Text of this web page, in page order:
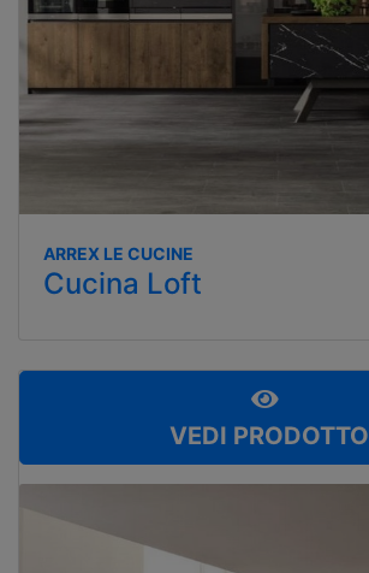
ARREX LE CUCINE
Cucina Loft
VEDI PRODOTTO